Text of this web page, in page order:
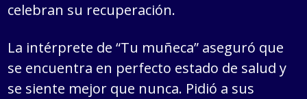
celebran su recuperación.
La intérprete de “Tu muñeca” aseguró que
se encuentra en perfecto estado de salud y
se siente mejor que nunca. Pidió a sus